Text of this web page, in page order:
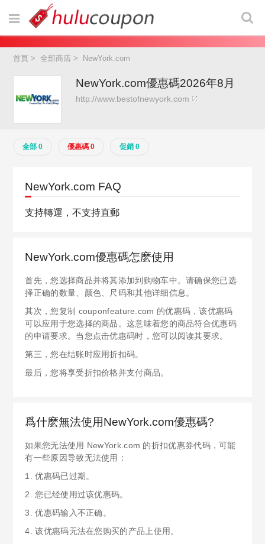
首頁 >全部商店 > NewYork.com
NewYork.com優惠碼2026年8月
http://www.bestofnewyork.com
全部 0 優惠碼 0 促銷 0
NewYork.com FAQ
支持轉運，不支持直郵
NewYork.com優惠碼怎麽使用
首先，您选择商品并将其添加到购物车中。请确保您已选
择正确的数量、颜色、尺码和其他详细信息。
其次，您复制 couponfeature.com 的优惠码，该优惠码
可以应用于您选择的商品。这意味着您的商品符合优惠码
的申请要求。当您点击优惠码时，您可以阅读其要求。
第三，您在结账时应用折扣码。
最后，您将享受折扣价格并支付商品。
爲什麽無法使用NewYork.com優惠碼?
如果您无法使用 NewYork.com 的折扣优惠券代码，可能
有一些原因导致无法使用：
1. 优惠码已过期。
2. 您已经使用过该优惠码。
3. 优惠码输入不正确。
4. 该优惠码无法在您购买的产品上使用。